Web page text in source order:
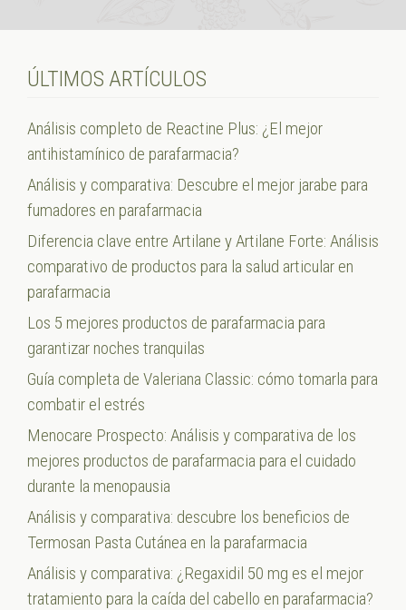
ÚLTIMOS ARTÍCULOS
Análisis completo de Reactine Plus: ¿El mejor
antihistamínico de parafarmacia?
Análisis y comparativa: Descubre el mejor jarabe para
fumadores en parafarmacia
Diferencia clave entre Artilane y Artilane Forte: Análisis
comparativo de productos para la salud articular en
parafarmacia
Los 5 mejores productos de parafarmacia para
garantizar noches tranquilas
Guía completa de Valeriana Classic: cómo tomarla para
combatir el estrés
Menocare Prospecto: Análisis y comparativa de los
mejores productos de parafarmacia para el cuidado
durante la menopausia
Análisis y comparativa: descubre los beneficios de
Termosan Pasta Cutánea en la parafarmacia
Análisis y comparativa: ¿Regaxidil 50 mg es el mejor
tratamiento para la caída del cabello en parafarmacia?